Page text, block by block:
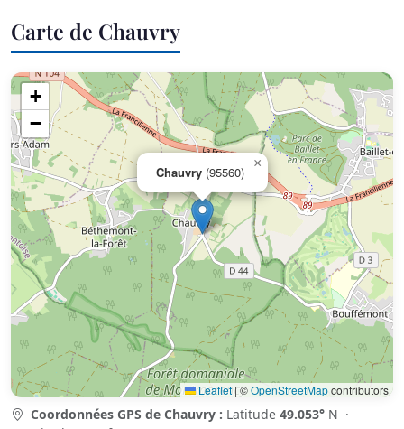
Carte de Chauvry
Chauvry (95560)
×
+
−
Leaflet|©OpenStreetMapcontributors
Coordonnées GPS de Chauvry : Latitude 49.053° N ·